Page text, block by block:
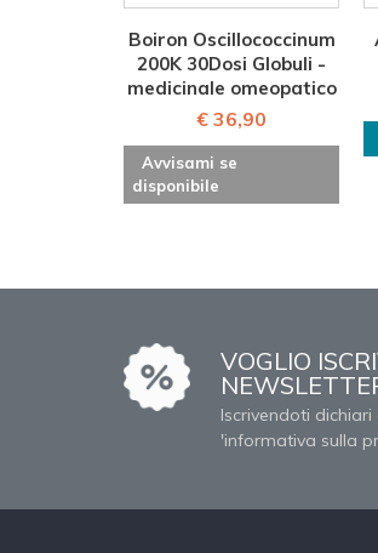
Boiron Oscillococcinum
200K 30Dosi Globuli -
medicinale omeopatico
€ 36,90
Avvisami se
disponibile
VOGLIO
Iscrivendoti
'informativa sulla